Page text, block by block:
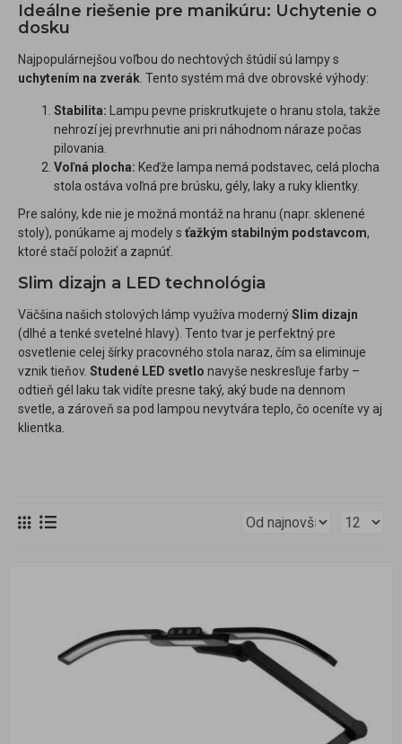
Ideálne riešenie pre manikúru: Uchytenie o
dosku
Najpopulárnejšou voľbou do nechtových štúdií sú lampy s
uchytením na zverák . Tento systém má dve obrovské výhody:
Stabilita: Lampu pevne priskrutkujete o hranu stola, takže
nehrozí jej prevrhnutie ani pri náhodnom náraze počas
pilovania.
Voľná plocha: Keďže lampa nemá podstavec, celá plocha
stola ostáva voľná pre brúsku, gély, laky a ruky klientky.
Pre salóny, kde nie je možná montáž na hranu (napr. sklenené
stoly), ponúkame aj modely s ťažkým stabilným podstavcom,
ktoré stačí položiť a zapnúť.
Slim dizajn a LED technológia
Väčšina našich stolových lámp využíva modernýSlim dizajn
(dlhé a tenké svetelné hlavy). Tento tvar je perfektný pre
osvetlenie celej šírky pracovného stola naraz, čím sa eliminuje
vznik tieňov. Studené LED svetlo navyše neskresľuje farby –
odtieň gél laku tak vidíte presne taký, aký bude na dennom
svetle, a zároveň sa pod lampou nevytvára teplo, čo oceníte vy aj
klientka.